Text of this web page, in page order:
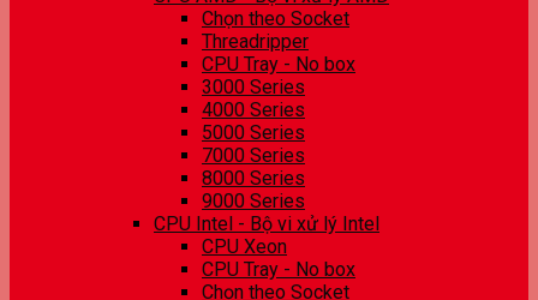
Chọn theo Socket
Threadripper
CPU Tray - No box
3000 Series
4000 Series
5000 Series
7000 Series
8000 Series
9000 Series
CPU Intel - Bộ vi xử lý Intel
CPU Xeon
CPU Tray - No box
Chọn theo Socket